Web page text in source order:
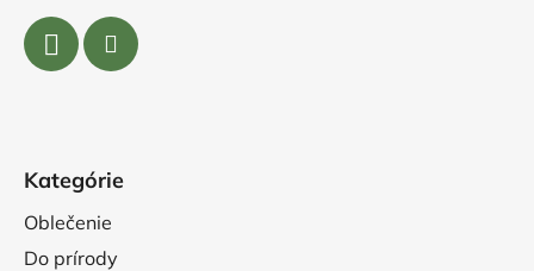
Kategórie
Oblečenie
Do prírody